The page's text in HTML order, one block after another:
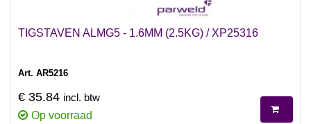
TIGSTAVEN ALMG5 - 1.6MM (2.5KG) / XP25316
Art. AR5216
€ 35.84 incl. btw
Op voorraad